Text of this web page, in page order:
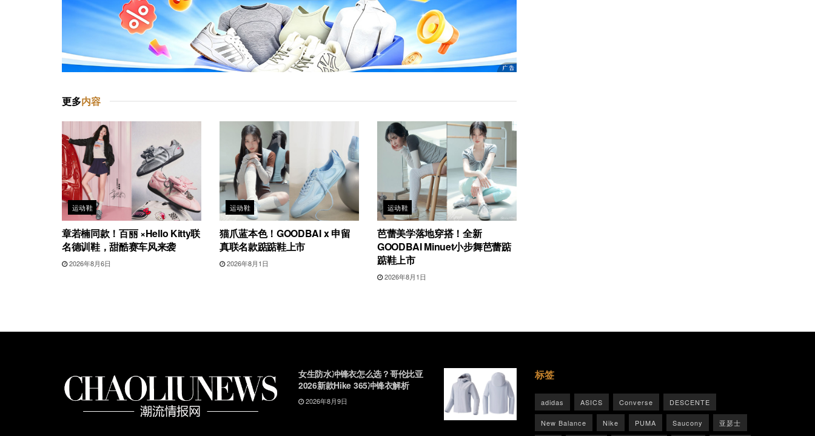
更多内容
运动鞋
章若楠同款！百丽 ×Hello Kitty联
名德训鞋，甜酷赛车风来袭
2026年8月6日
运动鞋
猫爪蓝本色！GOODBAI x 申留
真联名款踮踮鞋上市
2026年8月1日
运动鞋
芭蕾美学落地穿搭！全新
GOODBAI Minuet小步舞芭蕾踮
踮鞋上市
2026年8月1日
女生防水冲锋衣怎么选？哥伦比亚
2026新款Hike 365冲锋衣解析
2026年8月9日
标签
adidas ASICS Converse DESCENTE
New Balance Nike PUMA Saucony 亚瑟士